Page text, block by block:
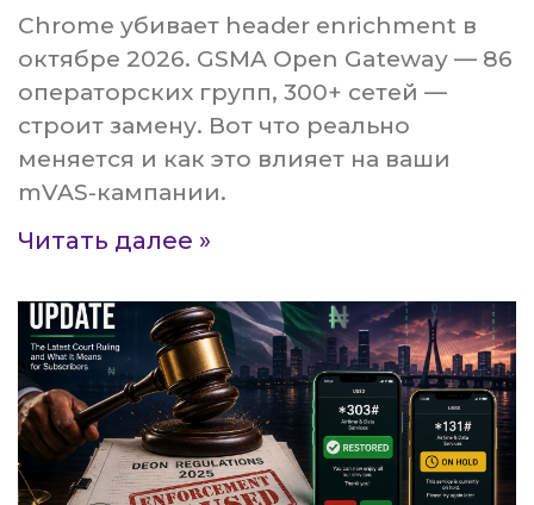
Chrome убивает header enrichment в
октябре 2026. GSMA Open Gateway — 86
операторских групп, 300+ сетей —
строит замену. Вот что реально
меняется и как это влияет на ваши
mVAS-кампании.
Читать далее »